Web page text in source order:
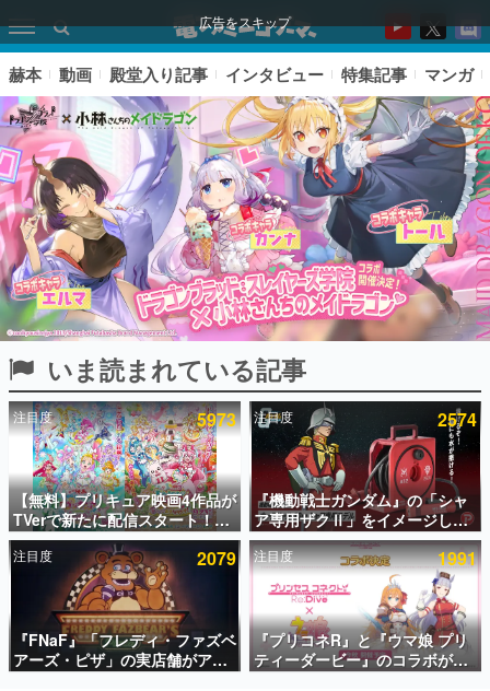
広告をスキップ
ピックアップ
電ファミのいま読まれている記事ランキング
アプリセール情報
インタビュー
連載・特集一覧
殿堂入り記事
SNS拡散数が数千以上！ ページビュー数万以上！ などな
ど。多くの人々に読まれた、電ファミ渾身の“殿堂入り”記
事をまとめました。
赫本 動画 殿堂入り記事 インタビュー 特集記事 マンガ
いま読まれている記事
注目度 5973
【無料】プリキュア映画4作品が
TVerで新たに配信スタート！な
んと2018年～2024年の映画ほぼ
すべてが見放題に、ぶっちゃけ
ありえないラインナップ
注目度 2574
『機動戦士ガンダム』の「シャ
ア専用ザクⅡ」をイメージした
散水ホースリールが予約開始。
本体にはシャアのパーソナルマ
ークやジオン公国軍のエンブレ
ム、型式番号などを配置
注目度 2079
『FNaF』「フレディ・ファズベ
アーズ・ピザ」の実店舗がアメ
リカの商業施設「American
注目度 1991
『プリコネR』と『ウマ娘 プリ
ティーダービー』のコラボが決
定！“最大170連無料”の8.5周年